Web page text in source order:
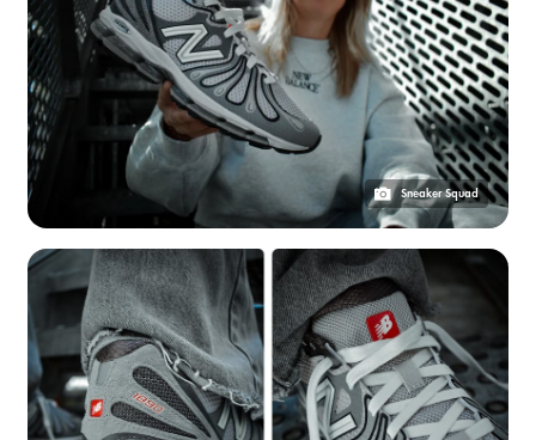
Sneaker Squad